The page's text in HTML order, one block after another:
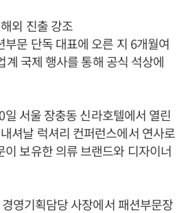
외 진출 강조
부문 단독 대표에 오른 지 6개월여
계 국제 행사를 통해 공식 석상에
서울 장충동 신라호텔에서 열린
셔날 럭셔리 컨퍼런스에서 연사로
보유한 의류 브랜드와 디자이너
영기획담당 사장에서 패션부문장